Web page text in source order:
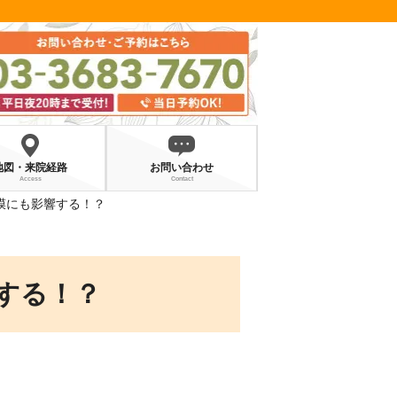
図・来院経路
Access
お問い合わせ
Contact
にも影響する！？
る！？